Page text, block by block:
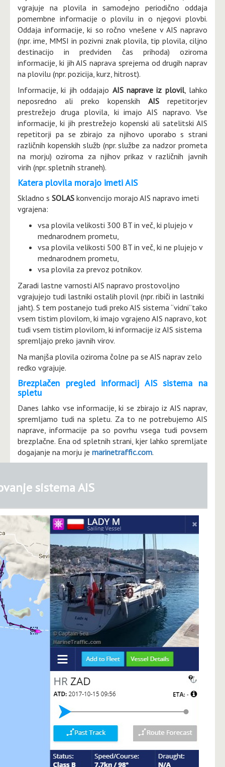
vgrajuje na plovila in samodejno periodično oddaja
pomembne informacije o plovilu in o njegovi plovbi.
Oddaja informacije, ki so ročno vnešene v AIS napravo
(npr. ime, MMSI in pozivni znak plovila, tip plovila, ciljno
destinacijo in predviden čas prihoda) oziroma
informacije, ki jih AIS naprava sprejema od drugih naprav
na plovilu (npr. pozicija, kurz, hitrost).
Informacije, ki jih oddajajo AIS naprave iz plovil, lahko
neposredno ali preko kopenskih AIS repetitorjev
prestrežejo druga plovila, ki imajo AIS napravo. Vse
informacije, ki jih prestrežejo kopenski ali satelitski AIS
repetitorji pa se zbirajo za njihovo uporabo s strani
različnih kopenskih služb (npr. službe za nadzor prometa
na morju) oziroma za njihov prikaz v različnih javnih
virih (npr. spletnih straneh).
Katera plovila morajo imeti AIS
Skladno s SOLAS konvencijo morajo AIS napravo imeti
vgrajena:
vsa plovila velikosti 300 BT in več, ki plujejo v
mednarodnem prometu,
vsa plovila velikosti 500 BT in več, ki ne plujejo v
mednarodnem prometu,
vsa plovila za prevoz potnikov.
Zaradi lastne varnosti AIS napravo prostovoljno
vgrajujejo tudi lastniki ostalih plovil (npr. ribiči in lastniki
jaht). S tem postanejo tudi preko AIS sistema “vidni”tako
vsem tistim plovilom, ki imajo vgrajeno AIS napravo, kot
tudi vsem tistim plovilom, ki informacije iz AIS sistema
spremljajo preko javnih virov.
Na manjša plovila oziroma čolne pa se AIS naprav zelo
redko vgrajuje.
Brezplačen pregled informacij AIS sistema na
spletu
Danes lahko vse informacije, ki se zbirajo iz AIS naprav,
spremljamo tudi na spletu. Za to ne potrebujemo AIS
naprave, informacije pa so povrhu vsega tudi povsem
brezplačne. Ena od spletnih strani, kjer lahko spremljate
dogajanje na morju je marinetraffic.com.
sistema AIS